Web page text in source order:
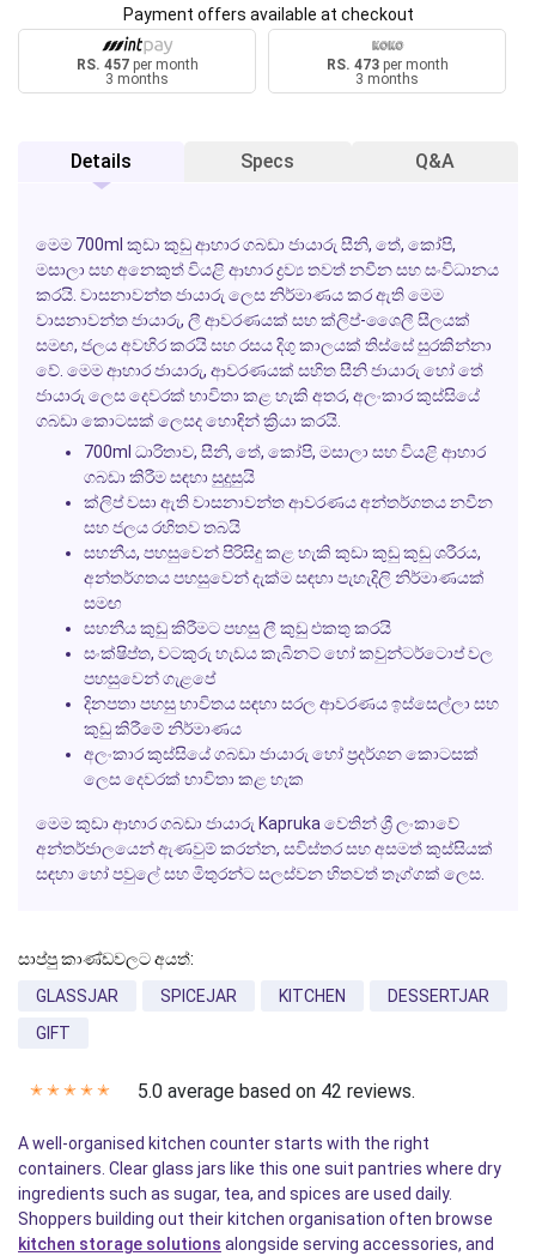
Payment offers available at checkout
RS. 457per month
3 months
RS. 473per month
3 months
Details Specs Q&A
මෙම 700ml කුඩා කුඩු ආහාර ගබඩා ජායාරු සීනි, තේ, කෝපි,
මසාලා සහ අනෙකුත් වියළි ආහාර ද්‍රව්‍ය තවත් නවීන සහ සංවිධානය
කරයි. වාසනාවන්ත ජායාරු ලෙස නිර්මාණය කර ඇති මෙම
වාසනාවන්ත ජායාරු, ලී ආවරණයක් සහ ක්ලිප්-ශෛලී සීලයක්
සමඟ, ජලය අවහිර කරයි සහ රසය දිගු කාලයක් තිස්සේ සුරකින්නා
වේ. මෙම ආහාර ජායාරු, ආවරණයක් සහිත සීනි ජායාරු හෝ තේ
ජායාරු ලෙස දෙවරක් භාවිතා කළ හැකි අතර, අලංකාර කුස්සියේ
ගබඩා කොටසක් ලෙසද හොඳින් ක්‍රියා කරයි.
700ml ධාරිතාව, සීනි, තේ, කෝපි, මසාලා සහ වියළි ආහාර
ගබඩා කිරීම සඳහා සුදුසුයි
ක්ලිප් වසා ඇති වාසනාවන්ත ආවරණය අන්තර්ගතය නවීන
සහ ජලය රහිතව තබයි
සහනීය, පහසුවෙන් පිරිසිදු කළ හැකි කුඩා කුඩු කුඩු ශරීරය,
අන්තර්ගතය පහසුවෙන් දැක්ම සඳහා පැහැදිලි නිර්මාණයක්
සමඟ
සහනීය කුඩු කිරීමට පහසු ලී කුඩු එකතු කරයි
සංක්ෂිප්ත, වටකුරු හැඩය කැබිනට් හෝ කවුන්ටර්ටොප් වල
පහසුවෙන් ගැළපේ
දිනපතා පහසු භාවිතය සඳහා සරල ආවරණය ඉස්සෙල්ලා සහ
කුඩු කිරීමේ නිර්මාණය
අලංකාර කුස්සියේ ගබඩා ජායාරු හෝ ප්‍රදර්ශන කොටසක්
ලෙස දෙවරක් භාවිතා කළ හැක
මෙම කුඩා ආහාර ගබඩා ජායාරු Kapruka වෙතින් ශ්‍රී ලංකාවේ
අන්තර්ජාලයෙන් ඇණවුම් කරන්න, සවිස්තර සහ අසමත් කුස්සියක්
සඳහා හෝ පවුලේ සහ මිතුරන්ට සලස්වන හිතවත් තෑග්ගක් ලෙස.
සාප්පු කාණ්ඩවලට අයත්:
GLASSJAR
SPICEJAR KITCHEN
DESSERTJAR
GIFT
✭ ✭ ✭ ✭ ✭ 5.0 average based on 42 reviews.
A well-organised kitchen counter starts with the right
containers. Clear glass jars like this one suit pantries where dry
ingredients such as sugar, tea, and spices are used daily.
Shoppers building out their kitchen organisation often browse
kitchen storage solutions alongside serving accessories, and